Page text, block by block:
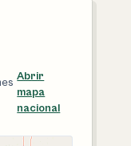
Abrir
mapa
nacional